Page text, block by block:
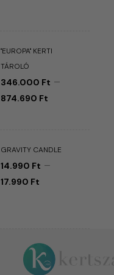
"EUROPA" KERTI
TÁROLÓ
346.000 Ft –
874.690 Ft
GRAVITY CANDLE
14.990 Ft –
17.990 Ft